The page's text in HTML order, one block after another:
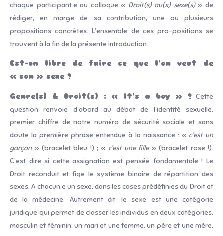
chaque participant.e au colloque « Droit(s) au(x) sexe(s)» de
rédiger, en marge de sa contribution, une ou plusieurs
propositions concrètes. L’ensemble de ces pro-positions se
trouvent à la fin de la présente introduction.
Est-on libre de faire ce que l’on veut de
« son » sexe ?
Genre(s) & Droit(s) : « It’s a boy » ? Cette
question renvoie d’abord au débat de l’identité sexuelle,
premier chiffre de notre numéro de sécurité sociale et sans
doute la première phrase entendue à la naissance : « c’est un
garçon » (bracelet bleu !) ; « c’est une fille» (bracelet rose !).
C’est dire si cette assignation est pensée fondamentale ! Le
Droit reconduit et fige le système binaire de répartition des
sexes. A chacun.e un sexe, dans les cases prédéfinies du Droit et
de la médecine. Autrement dit, le sexe est une catégorie
juridique qui permet de classer les individus en deux catégories,
masculin et féminin, un mari et une femme, un père et une mère.